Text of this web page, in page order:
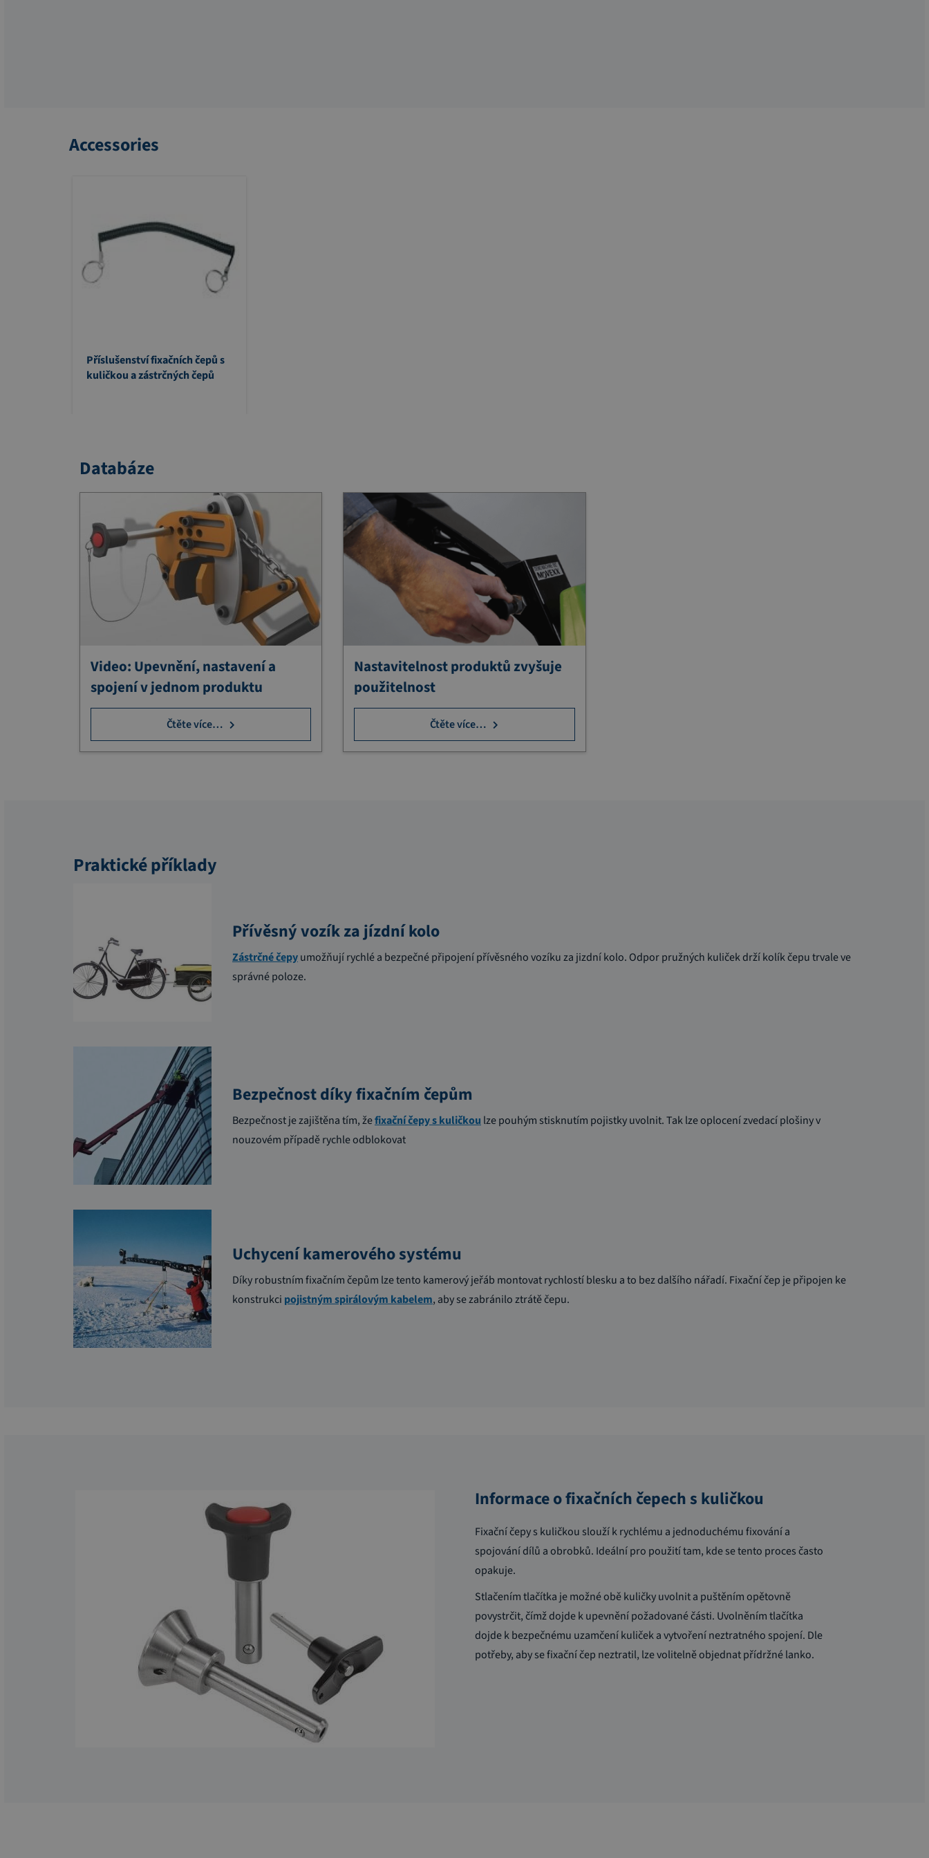
Accessories
Příslušenství fixačních čepů s
kuličkou a zástrčných čepů
Databáze
Video: Upevnění, nastavení a
spojení v jednom produktu
Čtěte více…
Nastavitelnost produktů zvyšuje
použitelnost
Čtěte více…
Praktické příklady
Přívěsný vozík za jízdní kolo
Zástrčné čepyumožňují rychlé a bezpečné připojení přívěsného vozíku za jizdní kolo. Odpor pružných kuliček drží kolík čepu trvale ve
správné poloze.
Bezpečnost díky fixačním čepům
Bezpečnost je zajištěna tím, žefixační čepy s kuličkou lze pouhým stisknutím pojistky uvolnit. Tak lze oplocení zvedací plošiny v
nouzovém případě rychle odblokovat
Uchycení kamerového systému
Díky robustním fixačním čepům lze tento kamerový jeřáb montovat rychlostí blesku a to bez dalšího nářadí. Fixační čep je připojen ke
konstrukci pojistným spirálovým kabelem, aby se zabránilo ztrátě čepu.
Informace o fixačních čepech s kuličkou
Fixační čepy s kuličkou slouží k rychlému a jednoduchému fixování a
spojování dílů a obrobků. Ideální pro použití tam, kde se tento proces často
opakuje.
Stlačením tlačítka je možné obě kuličky uvolnit a puštěním opětovně
povystrčit, čímž dojde k upevnění požadované části. Uvolněním tlačítka
dojde k bezpečnému uzamčení kuliček a vytvoření neztratného spojení. Dle
potřeby, aby se fixační čep neztratil, lze volitelně objednat přídržné lanko.